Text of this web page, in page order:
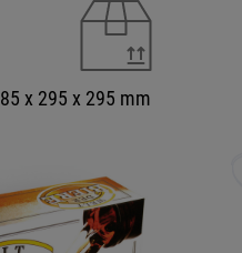
85 x 295 x 295 mm